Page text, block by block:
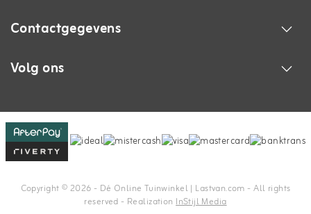
Contactgegevens
Volg ons
Copyright © 2026 - Dé Online Tuinwinkel | Lastvan.com‎ - All rights
reserved - RealizationInStijl Media